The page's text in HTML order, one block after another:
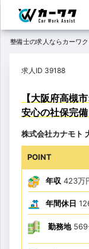
整備士の求人ならカーワ
求人ID 39188
【大阪府高槻
安心の社保完備
株式会社カナモト
POINT
年収 423万
年間休日
勤務地